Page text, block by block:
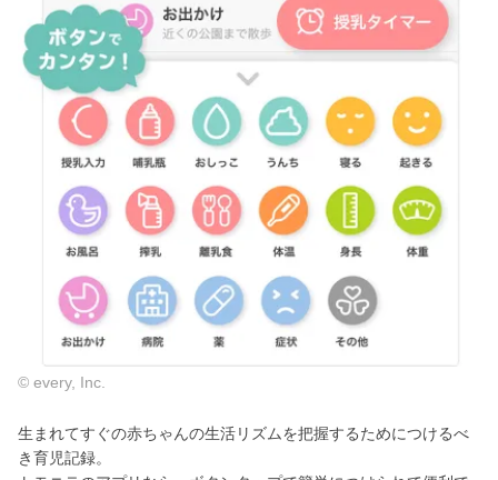
© every, Inc.
生まれてすぐの赤ちゃんの生活リズムを把握するためにつけるべ
き育児記録。